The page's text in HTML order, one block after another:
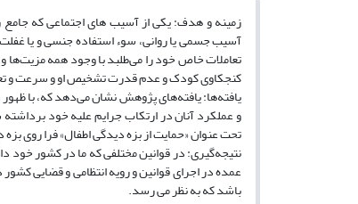
زمینه و هدف: یکی از آسیب های اجتماعی که جامع
آسیب جسمی یا روانی، سوء استفاده جنسی و یا
تعاملات خاص خود را می‌طلبد با وجود همه مزیت‌ها
کنجکاوی کودک و عدم قدرت تشخیص او و سرعت و
یافته‌ها: یافته‌های پژوهش نشان می‌دهد که، با ظهور
و عملکرد آنان در ارتکاب جرایم علیه خود
تحت عنوان «حمایت از بزه دیدگی اطفال» فرا روی
نتیجه‌گیری: در قوانین مختلفی که ما در کشور
عمده در اجرای قوانین و رویه انتظامی و قضایی
باشد که به نظر می رسد.